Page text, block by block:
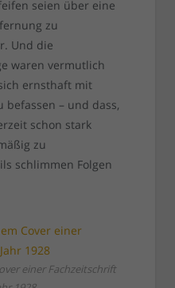
seien über eine
zu
Und die
waren vermutlich
ernsthaft mit
befassen – und dass,
schon stark
zu
schlimmen Folgen
einer Fachzeitschrift